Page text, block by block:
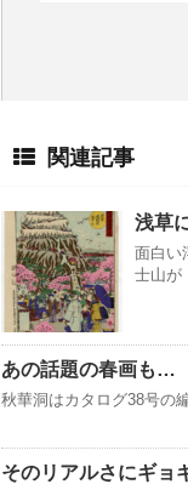
関連記事
浅草
面白い
士山
あの話題の春画も…
秋華洞はカタログ38号の
そのリアルさにギョ